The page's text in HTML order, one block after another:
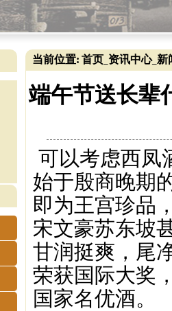
当前位置: 首页 资讯中心_ 新
端午节送长辈
可以考虑西凤
始于殷商晚期
即为王宫珍品
宋文豪苏东坡
甘润挺爽，尾
荣获国际大奖
国家名优酒。